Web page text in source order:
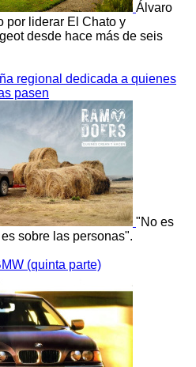
Álvaro
por liderar El Chato y
desde hace más de seis
regional dedicada a quienes
pasen
"No es
sobre las personas".
(quinta parte)